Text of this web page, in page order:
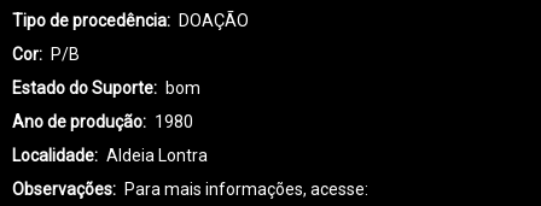
Tipo de procedência
DOAÇÃO
Cor
P/B
Estado do Suporte
bom
Ano de produção
1980
Localidade
Aldeia Lontra
Observações
Para mais informações, acesse: